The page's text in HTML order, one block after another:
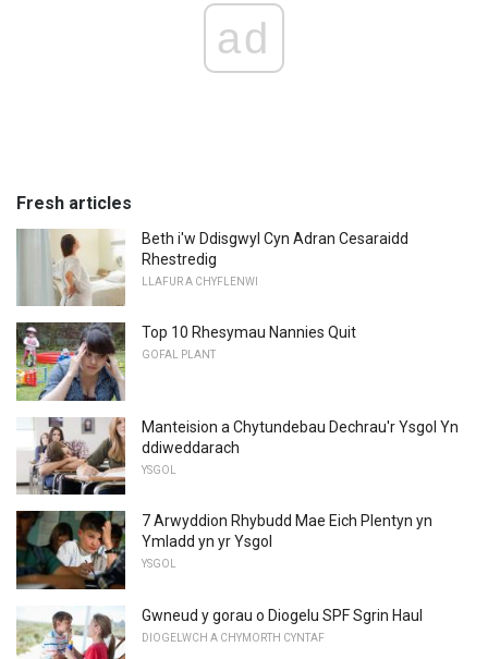
ad
Fresh articles
Beth i'w Ddisgwyl Cyn Adran Cesaraidd
Rhestredig
LLAFUR A CHYFLENWI
Top 10 Rhesymau Nannies Quit
GOFAL PLANT
Manteision a Chytundebau Dechrau'r Ysgol Yn
ddiweddarach
YSGOL
7 Arwyddion Rhybudd Mae Eich Plentyn yn
Ymladd yn yr Ysgol
YSGOL
Gwneud y gorau o Diogelu SPF Sgrin Haul
DIOGELWCH A CHYMORTH CYNTAF